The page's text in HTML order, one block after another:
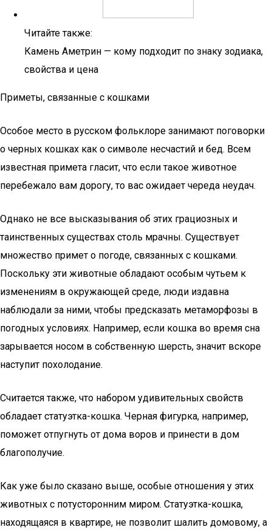
Читайте также:
Камень Аметрин — кому подходит по знаку зодиака,
свойства и цена
Приметы, связанные с кошками
Особое место в русском фольклоре занимают поговорки
о черных кошках как о символе несчастий и бед. Всем
известная примета гласит, что если такое животное
перебежало вам дорогу, то вас ожидает череда неудач.
Однако не все высказывания об этих грациозных и
таинственных существах столь мрачны. Существует
множество примет о погоде, связанных с кошками.
Поскольку эти животные обладают особым чутьем к
изменениям в окружающей среде, люди издавна
наблюдали за ними, чтобы предсказать метаморфозы в
погодных условиях. Например, если кошка во время сна
зарывается носом в собственную шерсть, значит вскоре
наступит похолодание.
Считается также, что набором удивительных свойств
обладает статуэтка-кошка. Черная фигурка, например,
поможет отпугнуть от дома воров и принести в дом
благополучие.
Как уже было сказано выше, особые отношения у этих
животных с потусторонним миром. Статуэтка-кошка,
находящаяся в квартире, не позволит шалить домовому, а